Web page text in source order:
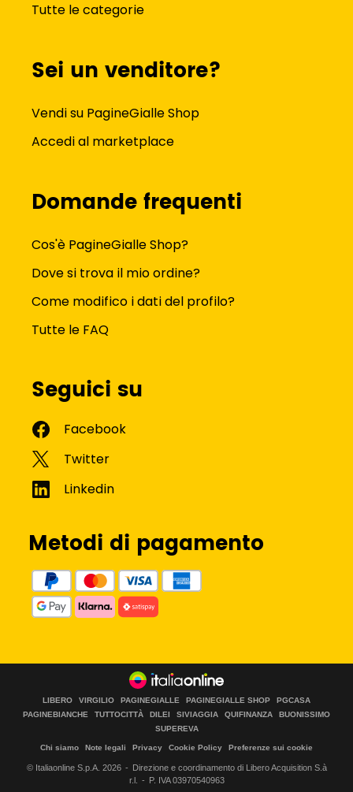
Tutte le categorie
Sei un venditore?
Vendi su PagineGialle Shop
Accedi al marketplace
Domande frequenti
Cos'è PagineGialle Shop?
Dove si trova il mio ordine?
Come modifico i dati del profilo?
Tutte le FAQ
Seguici su
Metodi di pagamento
LIBERO VIRGILIO PAGINEGIALLE PAGINEGIALLE SHOP
PGCASA
PAGINEBIANCHE
TUTTOCITTÀ DILEI SIVIAGGIA QUIFINANZA
BUONISSIMO
SUPEREVA
Chi siamo Note legali Privacy Cookie Policy Preferenze sui cookie
© Italiaonline S.p.A. 2026
Direzione e coordinamento di Libero Acquisition S.à
r.l.
P. IVA 03970540963